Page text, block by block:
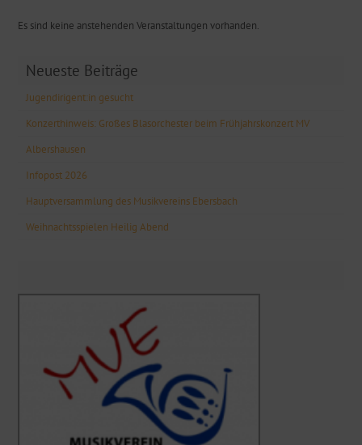
Es sind keine anstehenden Veranstaltungen vorhanden.
Neueste Beiträge
Jugendirigent:in gesucht
Konzerthinweis: Großes Blasorchester beim Frühjahrskonzert MV
Albershausen
Infopost 2026
Hauptversammlung des Musikvereins Ebersbach
Weihnachtsspielen Heilig Abend